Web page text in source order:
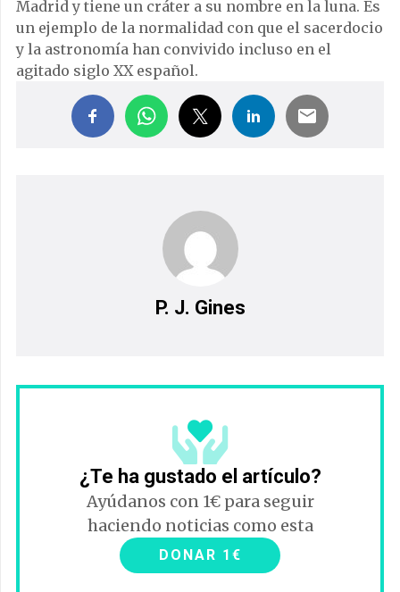
Madrid y tiene un cráter a su nombre en la luna. Es
un ejemplo de la normalidad con que el sacerdocio
y la astronomía han convivido incluso en el
agitado siglo XX español.
P. J. Gines
¿Te ha gustado el artículo?
Ayúdanos con 1€ para seguir
haciendo noticias como esta
DONAR 1€